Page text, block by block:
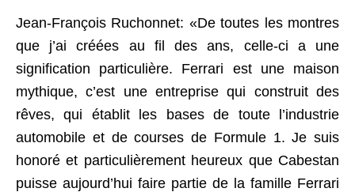
Jean-François Ruchonnet: «De toutes les montres
que j’ai créées au fil des ans, celle-ci a une
signification particulière. Ferrari est une maison
mythique, c’est une entreprise qui construit des
rêves, qui établit les bases de toute l’industrie
automobile et de courses de Formule 1. Je suis
honoré et particulièrement heureux que Cabestan
puisse aujourd’hui faire partie de la famille Ferrari